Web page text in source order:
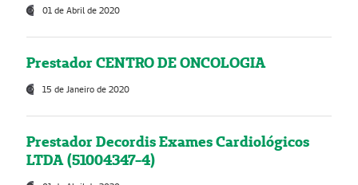
01 de Abril de 2020
Prestador CENTRO DE ONCOLOGIA
15 de Janeiro de 2020
Prestador Decordis Exames Cardiológicos
LTDA (51004347-4)